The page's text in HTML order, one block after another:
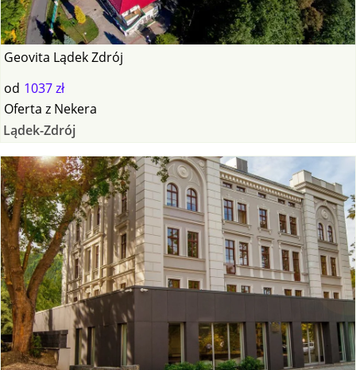
Geovita Lądek Zdrój
od 1037 zł
Oferta z Nekera
Lądek-Zdrój